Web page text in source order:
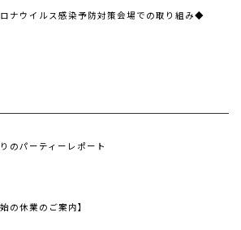
ナウイルス感染予防対策会場での取り組み◆
のパーティーレポート
の休業のご案内】